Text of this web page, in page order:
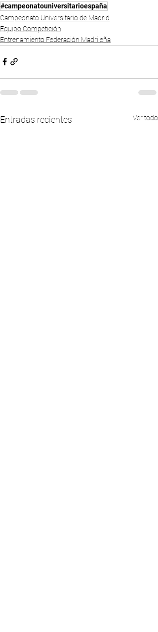
#campeonatouniversitarioespaña
Campeonato Universitario de Madrid
Equipo Competición
Entrenamiento Federación Madrileña
Entradas recientes Ver todo